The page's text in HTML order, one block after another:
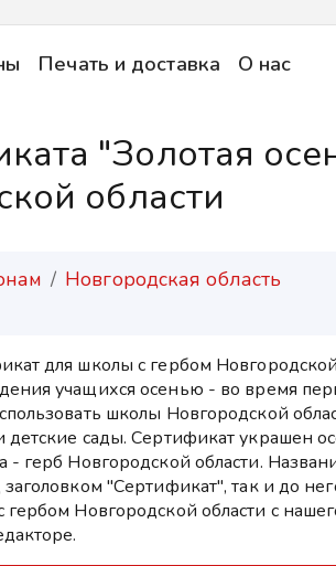
Печать и доставка О нас
"Золотая
области
Новгородская область
для школы с гербом
учащихся осенью - во время
школы Новгородской
детские сады. Сертификат украшен
- герб Новгородской области.
заголовком "Сертификат", так и до
гербом Новгородской области с